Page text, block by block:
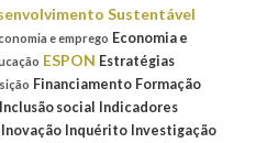
Sustentável
e emprego Economia e
ESPON Estratégias
Financiamento Formação
Inclusão social Indicadores
Inovação Inquérito Investigação